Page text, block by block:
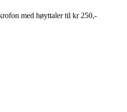
med høyttaler til kr 250,-